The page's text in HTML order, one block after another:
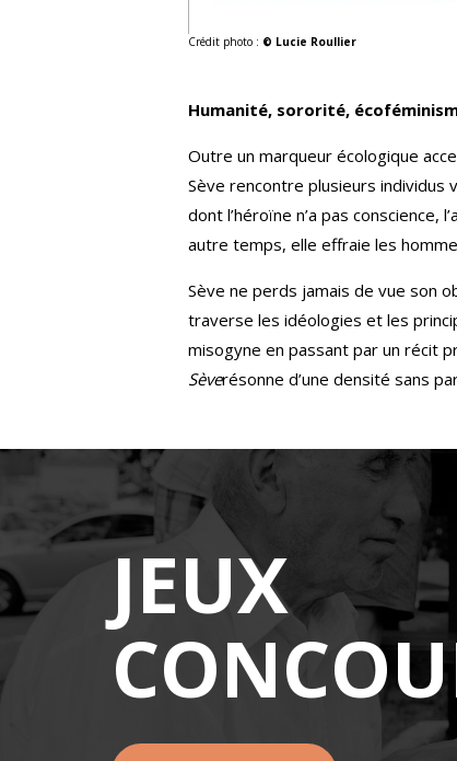
Crédit photo : © Lucie Roullier
Humanité, sororité,
Outre un marqueur écologique
Sève rencontre plusieurs individus
dont l’héroïne n’a pas conscience,
autre temps, elle effraie les
Sève ne perds jamais de vue son
traverse les idéologies et les
misogyne en passant par un récit
Sèverésonne d’une densité sans
JEUX